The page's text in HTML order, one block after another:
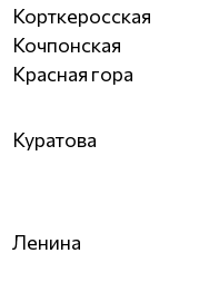
Корткеросская
Кочпонская
Красная гора
Куратова
Ленина